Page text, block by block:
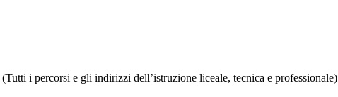
(Tutti i percorsi e gli indirizzi dell’istruzione liceale, tecnica e professionale)